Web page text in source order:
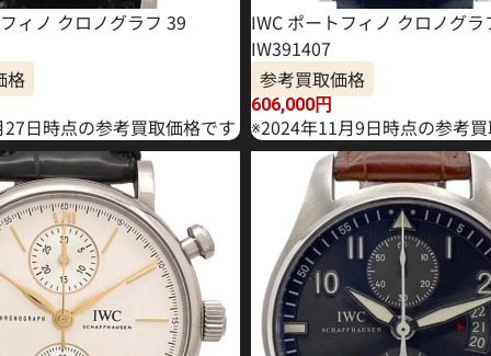
ィノ クロノグラフ 39
格
日時点の参考買取価格です
IWC ポートフィノ クロノグラ
IW391407
参考買取価格
606,000円
※2024年11月9日時点の参考